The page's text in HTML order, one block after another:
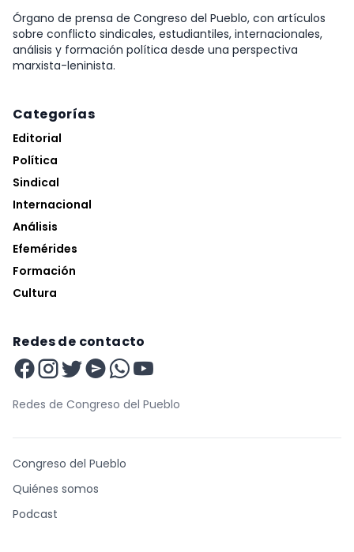
Órgano de prensa de Congreso del Pueblo, con artículos
sobre conflicto sindicales, estudiantiles, internacionales,
análisis y formación política desde una perspectiva
marxista-leninista.
Categorías
Editorial
Política
Sindical
Internacional
Análisis
Efemérides
Formación
Cultura
Redes de contacto
Redes de Congreso del Pueblo
Congreso del Pueblo
Quiénes somos
Podcast